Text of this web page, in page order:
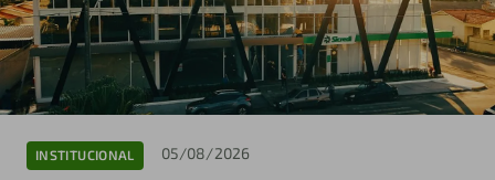
INSTITUCIONAL 05/08/2026